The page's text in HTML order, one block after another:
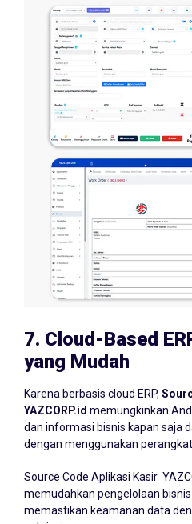
7. Cloud-Based
yang Mudah
Karena berbasis cloud ERP,
YAZCORP.id memungkinkan
dan informasi bisnis kapan saja
dengan menggunakan
Source Code Aplikasi Kasir
memudahkan pengelolaan
memastikan keamanan data